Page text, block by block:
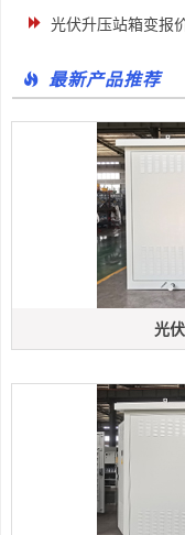
光伏升压站箱变报
最新产品推荐
光